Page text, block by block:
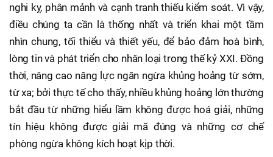
nghi kỵ, phân mảnh và cạnh tranh thiếu kiểm soát. Vì vậy,
điều chúng ta cần là thống nhất và triển khai một tầm
nhìn chung, tối thiểu và thiết yếu, để bảo đảm hoà bình,
lòng tin và phát triển cho nhân loại trong thế kỷ XXI. Đồng
thời, nâng cao năng lực ngăn ngừa khủng hoảng từ sớm,
từ xa; bởi thực tế cho thấy, nhiều khủng hoảng lớn thường
bắt đầu từ những hiểu lầm không được hoá giải, những
tín hiệu không được giải mã đúng và những cơ chế
phòng ngừa không kích hoạt kịp thời.